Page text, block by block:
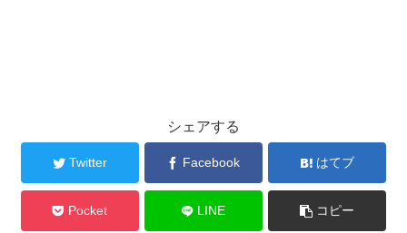
シェアする
Twitter Facebook はてブ
Pocket LINE コピー